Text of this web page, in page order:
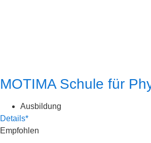
MOTIMA Schule für
Ausbildung
Details*
Empfohlen